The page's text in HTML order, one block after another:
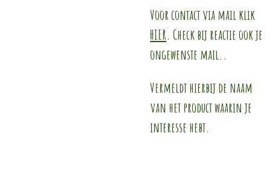
Voor contact via mail klik
HIER. Check bij reactie ook je
ongewenste mail..
Vermeldt hierbij de naam
van het product waarin je
interesse hebt.